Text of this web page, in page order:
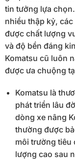
tin tưởng lựa
nhiều thập kỷ,
được chất lượng
và độ bền đáng
Komatsu cũ luôn
được ưa chuộng
Komatsu là
phát triển lâu
dòng xe nâng
thường được
môi trường tiêu
lượng cao sau